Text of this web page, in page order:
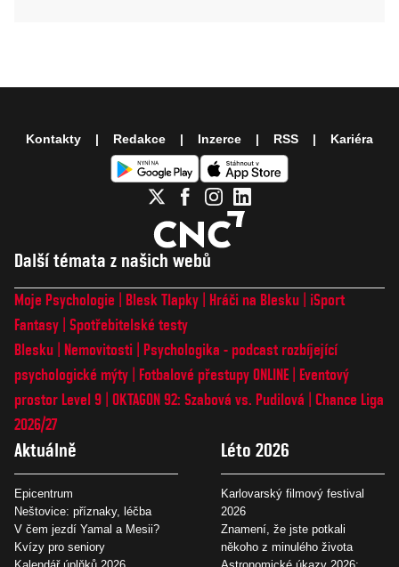
Další témata z našich webů
Moje Psychologie Blesk Tlapky Hráči na Blesku
iSport
Fantasy Spotřebitelské testy
Blesku
Nemovitosti
Psychologika - podcast rozbíjející
psychologické mýty
Fotbalové přestupy ONLINE
Eventový
prostor Level 9 OKTAGON 92: Szabová vs. Pudilová
Chance Liga
2026/27
Aktuálně
Epicentrum
Neštovice: příznaky, léčba
V čem jezdí Yamal a Mesii?
Kvízy pro seniory
Léto 2026
Karlovarský filmový festival
2026
Znamení, že jste potkali
někoho z minulého života
Kontakty Redakce Inzerce RSS Kariéra